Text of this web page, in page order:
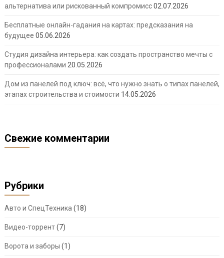
альтернатива или рискованный компромисс02.07.2026
Бесплатные онлайн-гадания на картах: предсказания на
будущее 05.06.2026
Студия дизайна интерьера: как создать пространство мечты с
профессионалами 20.05.2026
Дом из панелей под ключ: всё, что нужно знать о типах панелей,
этапах строительства и стоимости 14.05.2026
Свежие комментарии
Рубрики
Авто и СпецТехника (18)
Видео-торрент(7)
Ворота и заборы (1)